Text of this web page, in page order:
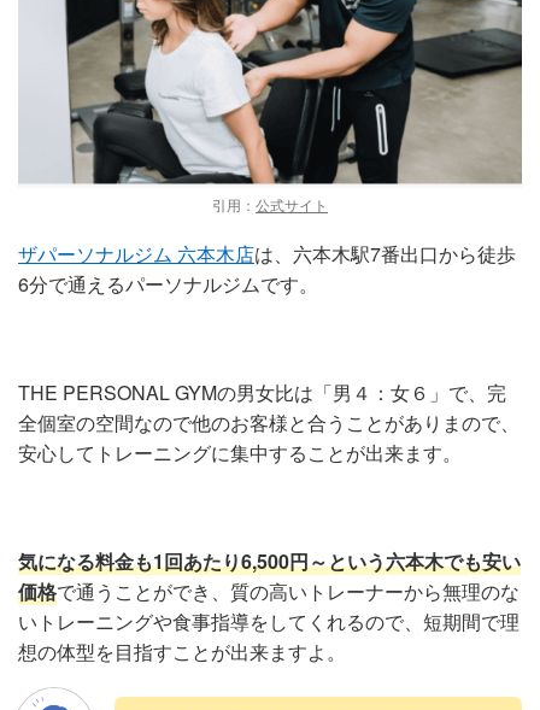
引用： 公式サイト
ザパーソナルジム 六本木店は、六本木駅7番出口から徒歩
6分で通えるパーソナルジムです。
THE PERSONAL GYMの男女比は「男４：女６」で、完
全個室の空間なので他のお客様と合うことがありまので、
安心してトレーニングに集中することが出来ます。
気になる料金も1回あたり6,500円～という六本木でも安い
価格で通うことができ、質の高いトレーナーから無理のな
いトレーニングや食事指導をしてくれるので、短期間で理
想の体型を目指すことが出来ますよ。